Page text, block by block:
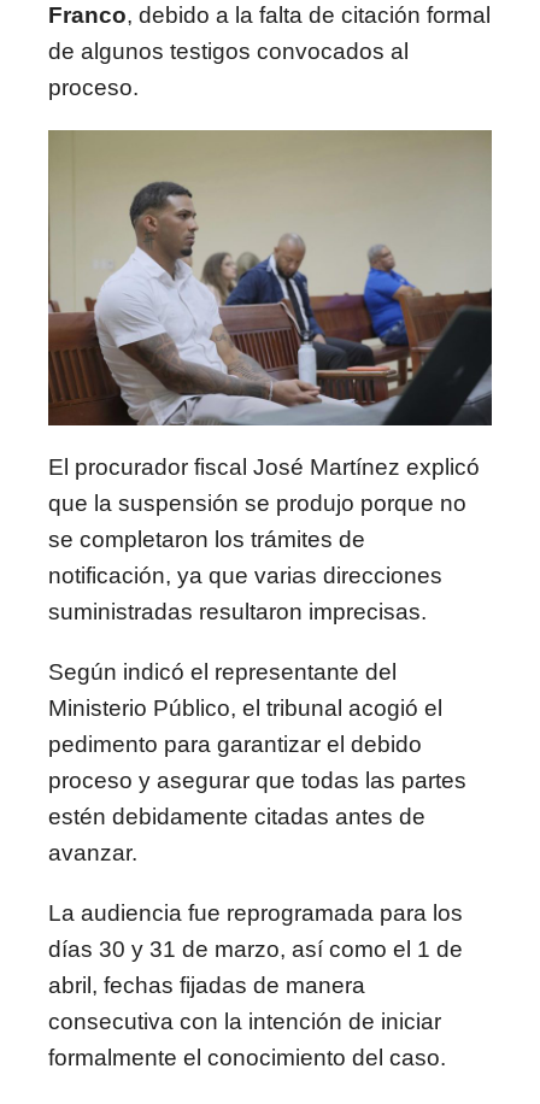
Franco, debido a la falta de citación formal
de algunos testigos convocados al
proceso.
El procurador fiscal José Martínez explicó
que la suspensión se produjo porque no
se completaron los trámites de
notificación, ya que varias direcciones
suministradas resultaron imprecisas.
Según indicó el representante del
Ministerio Público, el tribunal acogió el
pedimento para garantizar el debido
proceso y asegurar que todas las partes
estén debidamente citadas antes de
avanzar.
La audiencia fue reprogramada para los
días 30 y 31 de marzo, así como el 1 de
abril, fechas fijadas de manera
consecutiva con la intención de iniciar
formalmente el conocimiento del caso.